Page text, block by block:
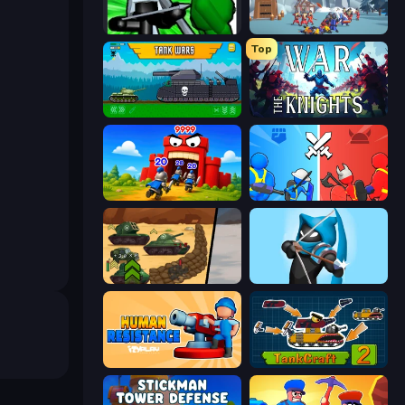
Stickman: Legacy of Zombie War North War
Tanks 2D: Tank Wars
Top
War the Knights
TimeWarriors State Wars: Conquer Them All
Tank Battle: War Commander
Human Resistance TankCraft 2